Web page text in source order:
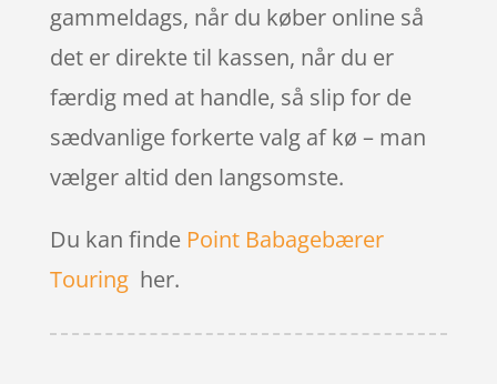
gammeldags, når du køber online så
det er direkte til kassen, når du er
færdig med at handle, så slip for de
sædvanlige forkerte valg af kø – man
vælger altid den langsomste.
Du kan finde Point Babagebærer
Touringher.